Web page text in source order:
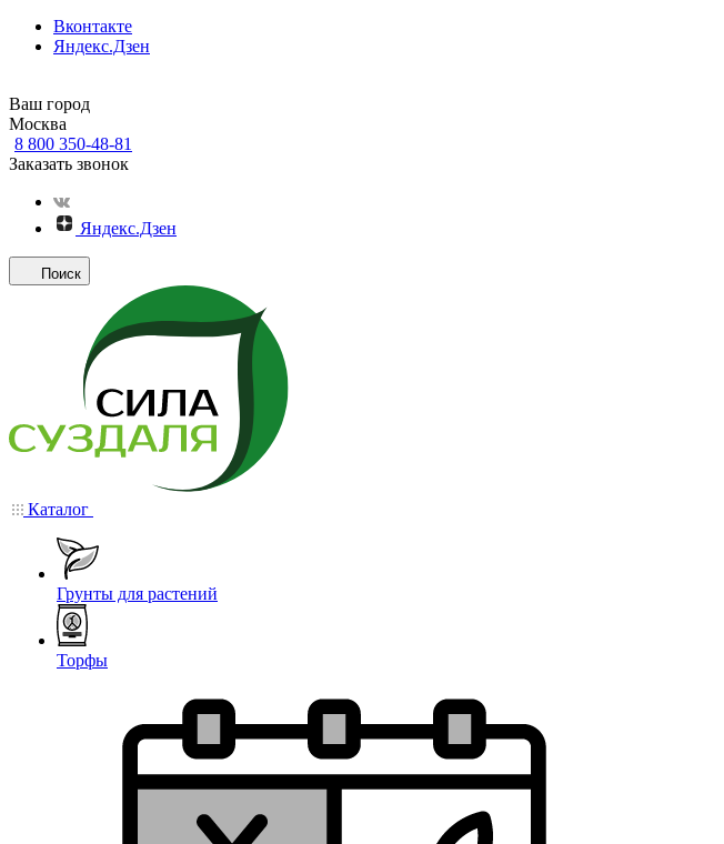
Вконтакте
Яндекс.Дзен
Ваш город
Москва
8 800 350-48-81
Заказать звонок
Яндекс.Дзен
Поиск
Каталог
Грунты для растений
Торфы